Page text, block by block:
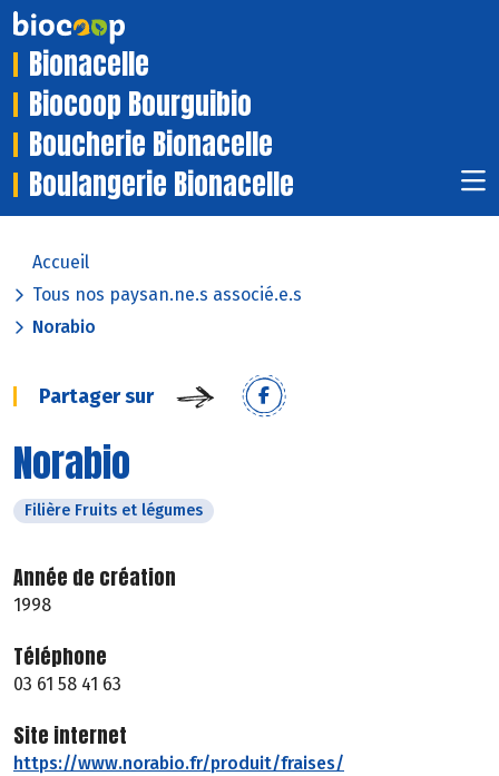
Bionacelle
Biocoop Bourguibio
Boucherie Bionacelle
Boulangerie Bionacelle
Accueil
Tous nos paysan.ne.s associé.e.s
Norabio
Partager sur
Norabio
Filière Fruits et légumes
Année de création
1998
Téléphone
03 61 58 41 63
Site internet
https://www.norabio.fr/produit/fraises/